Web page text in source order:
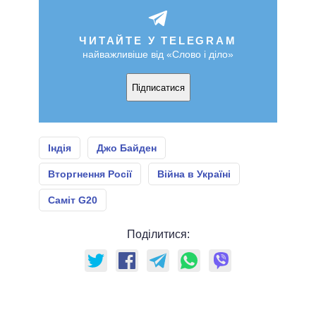
ЧИТАЙТЕ У TELEGRAM
найважливіше від «Слово і діло»
Підписатися
Індія Джо Байден
Вторгнення Росії Війна в Україні
Саміт G20
Поділитися: